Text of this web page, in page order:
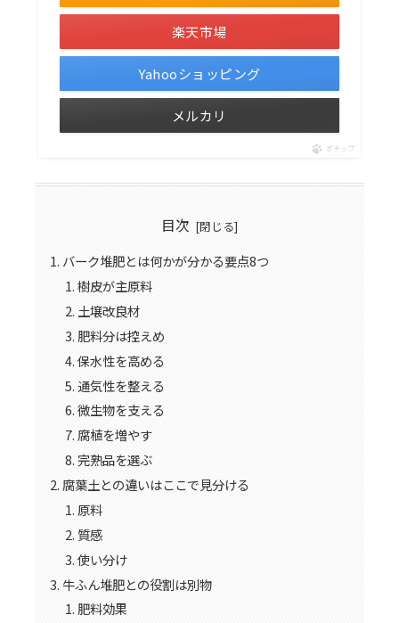
楽天市場
Yahooショッピング
メルカリ
ポチップ
目次
バーク堆肥とは何かが分かる要点8つ
樹皮が主原料
土壌改良材
肥料分は控えめ
保水性を高める
通気性を整える
微生物を支える
腐植を増やす
完熟品を選ぶ
腐葉土との違いはここで見分ける
原料
質感
使い分け
牛ふん堆肥との役割は別物
肥料効果